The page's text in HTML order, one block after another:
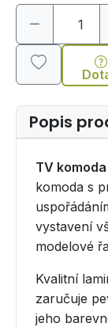
Popis
TV komoda
komoda s
vystavení
modelové
Kvalitní
zaručuje
jeho